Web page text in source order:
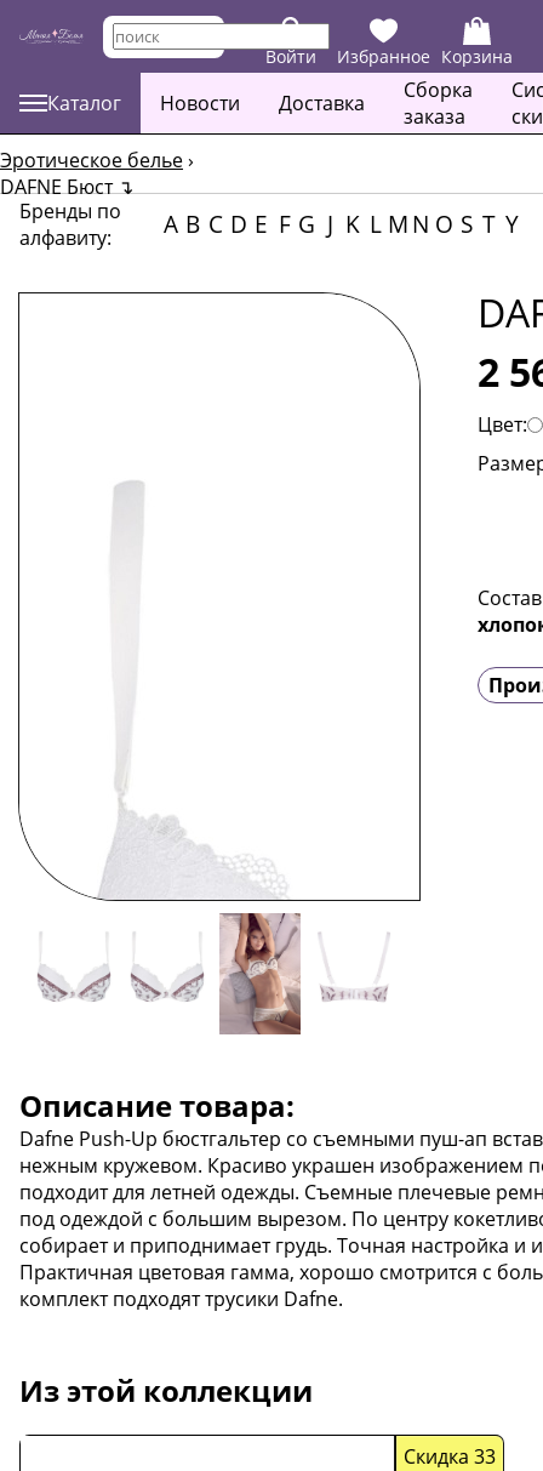
Войти Избранное Корзина
Каталог Новости Доставка
Сборка
заказа
Эротическое белье›
DAFNE Бюст↴
Бренды по
алфавиту:
A B C D E F G J K L MN O S T Y
2
Цвет:
Описание товара:
Dafne Push-Up бюстгальтер со съемными пуш-ап
нежным кружевом. Красиво украшен изображением
подходит для летней одежды. Съемные плечевые
под одеждой с большим вырезом. По центру
собирает и приподнимает грудь. Точная настройка и
Практичная цветовая гамма, хорошо смотрится с
комплект подходят трусики Dafne.
Из этой коллекции
Скидка 33